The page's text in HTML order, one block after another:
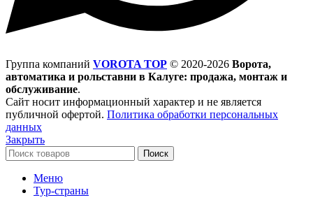
Группа компаний VOROTA TOP © 2020-2026 Ворота,
автоматика и рольставни в Калуге: продажа, монтаж и
обслуживание.
Сайт носит информационный характер и не является
публичной офертой. Политика обработки персональных
данных
Закрыть
Поиск
Меню
Тур-страны